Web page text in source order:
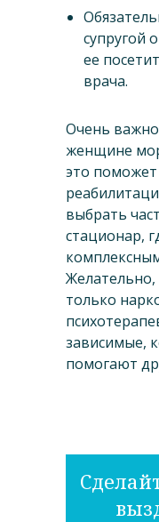
супругой
ее
врача.
Очень
женщине
это
выбрать
стационар,
только
зависимые,
помогают